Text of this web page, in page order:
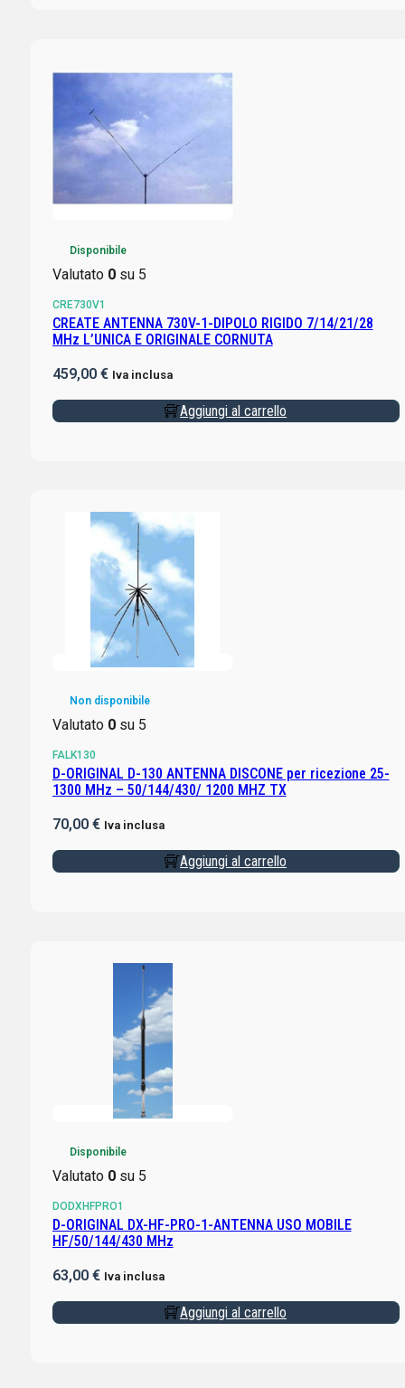
Disponibile
Valutato 0su 5
CRE730V1
CREATE ANTENNA 730V-1-DIPOLO RIGIDO 7/14/21/28
MHz L’UNICA E ORIGINALE CORNUTA
459,00 € Iva inclusa
Aggiungi al carrello
Non disponibile
Valutato 0su 5
FALK130
D-ORIGINAL D-130 ANTENNA DISCONE per ricezione 25-
1300 MHz – 50/144/430/ 1200 MHZ TX
70,00 € Iva inclusa
Aggiungi al carrello
Disponibile
Valutato 0su 5
DODXHFPRO1
D-ORIGINAL DX-HF-PRO-1-ANTENNA USO MOBILE
HF/50/144/430 MHz
63,00 € Iva inclusa
Aggiungi al carrello